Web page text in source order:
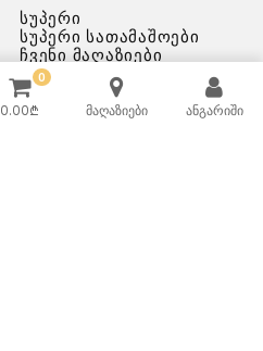
სუპერი
სუპერი სათამაშოები
ჩვენი მაღაზიები
0
0.00₾ მაღაზიები ანგარიში